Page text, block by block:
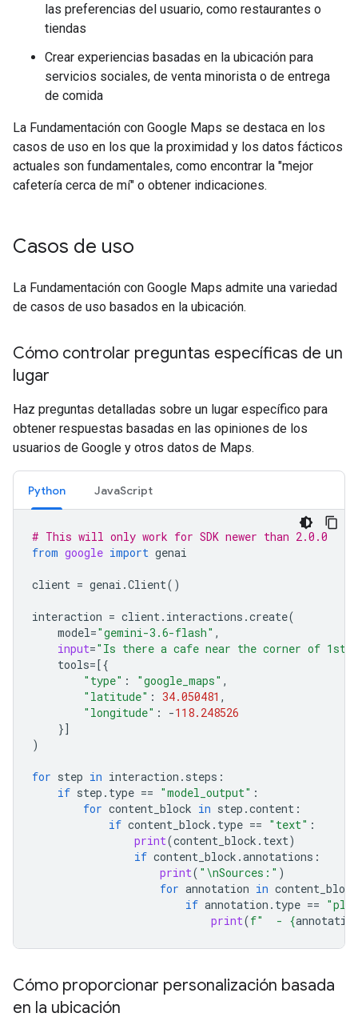
las preferencias del usuario, como restaurantes o
tiendas
Crear experiencias basadas en la ubicación para
servicios sociales, de venta minorista o de entrega
de comida
La Fundamentación con Google Maps se destaca en los
casos de uso en los que la proximidad y los datos fácticos
actuales son fundamentales, como encontrar la "mejor
cafetería cerca de mí" o obtener indicaciones.
Casos de uso
La Fundamentación con Google Maps admite una variedad
de casos de uso basados en la ubicación.
Cómo controlar preguntas específicas de un
lugar
Haz preguntas detalladas sobre un lugar específico para
obtener respuestas basadas en las opiniones de los
usuarios de Google y otros datos de Maps.
Python JavaScript
# This will only work for SDK newer than 2.0.0
from google import genai
client = genai .Client()
interaction = client. interactions .create(
model="gemini-3.6-flash" ,
input="Is there a cafe near the corner of 1st
tools=[{
"type" : "google_maps" ,
"latitude" : 34.050481 ,
"longitude" : -118.248526
}]
)
for step in interaction . steps :
if step . type == "model_output" :
for content_block in step .content :
if content_block . type == "text" :
print(content_block . text)
if content_block .annotations :
print( " \nSources:" )
for annotation in content_block
if annotation . type ==
print(f"  - {
Cómo proporcionar personalización basada
en la ubicación